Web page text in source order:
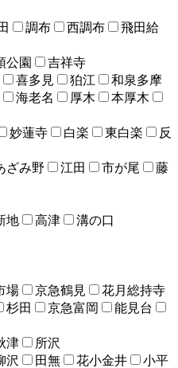
調布 西調布
飛田給
公園
吉祥寺
喜多見 狛江
和泉多摩
海老名 厚木
本厚木
妙蓮寺 白楽 東白楽
反
ざみ野 江田 市が尾
藤
地 高津
溝の口
場 京急鶴見
花月総持寺
杉田 京急富岡
能見台
津
所沢
沢 田無 花小金井
小平